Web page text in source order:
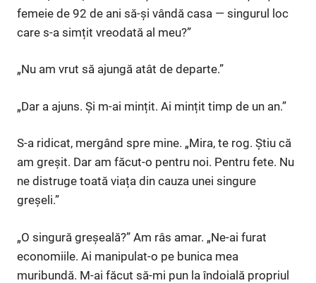
femeie de 92 de ani să-și vândă casa — singurul loc
care s-a simțit vreodată al meu?”
„Nu am vrut să ajungă atât de departe.”
„Dar a ajuns. Și m-ai mințit. Ai mințit timp de un an.”
S-a ridicat, mergând spre mine. „Mira, te rog. Știu că
am greșit. Dar am făcut-o pentru noi. Pentru fete. Nu
ne distruge toată viața din cauza unei singure
greșeli.”
„O singură greșeală?” Am râs amar. „Ne-ai furat
economiile. Ai manipulat-o pe bunica mea
muribundă. M-ai făcut să-mi pun la îndoială propriul